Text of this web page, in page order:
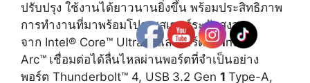
ปรับปรุง ใช้งานได้ยาวนานยิ่งขึ้น พร้อมประสิทธิภาพ
การทำงานที่มาพร้อมโปรเซสเซอร์ระดับสูงสุด
จาก Intel® Core™ Ultra 9 และการ์ดจอIntel
Arc™ เชื่อมต่อได้ลื่นไหลผ่านพอร์ตที่จำเป็นอย่าง
พอร์ต Thunderbolt™ 4, USB 3.2 Gen 1 Type-A,